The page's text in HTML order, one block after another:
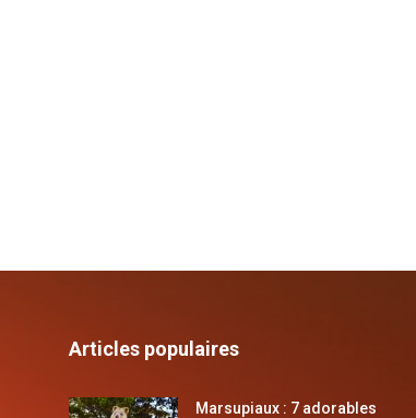
Articles populaires
Marsupiaux : 7 adorables